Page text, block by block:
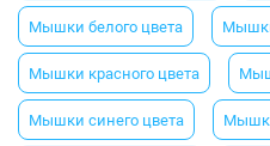
Мышки белого цвета
Мышки красного цвета
Мышки синего цвета